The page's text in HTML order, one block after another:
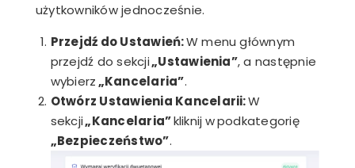
użytkowników jednocześnie.
Przejdź do Ustawień:W menu głównym
przejdź do sekcji„Ustawienia”, a następnie
wybierz„Kancelaria”.
Otwórz Ustawienia Kancelarii:W
sekcji„Kancelaria”kliknij w podkategorię
„Bezpieczeństwo”.